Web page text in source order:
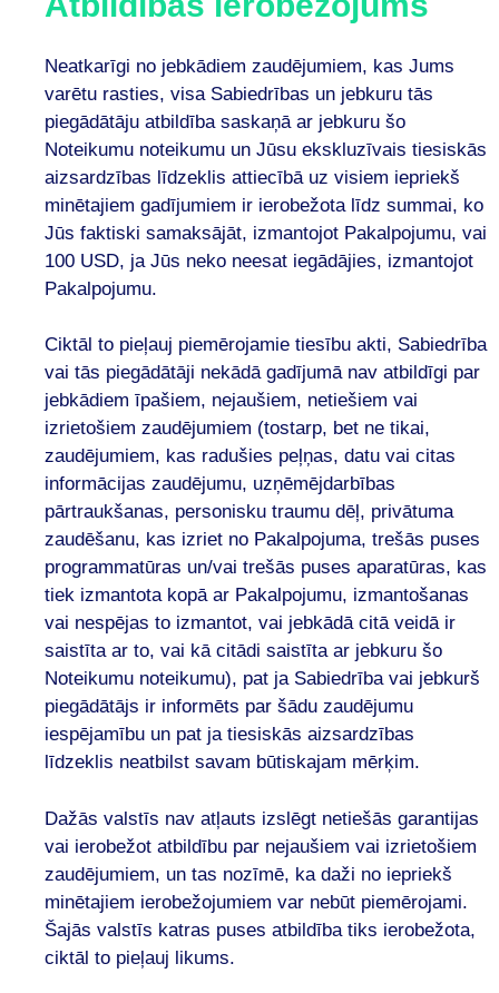
Neatkarīgi no jebkādiem zaudējumiem, kas Jums
varētu rasties, visa Sabiedrības un jebkuru tās
piegādātāju atbildība saskaņā ar jebkuru šo
Noteikumu noteikumu un Jūsu ekskluzīvais tiesiskās
aizsardzības līdzeklis attiecībā uz visiem iepriekš
minētajiem gadījumiem ir ierobežota līdz summai, ko
Jūs faktiski samaksājāt, izmantojot Pakalpojumu, vai
100 USD, ja Jūs neko neesat iegādājies, izmantojot
Pakalpojumu.
Ciktāl to pieļauj piemērojamie tiesību akti, Sabiedrība
vai tās piegādātāji nekādā gadījumā nav atbildīgi par
jebkādiem īpašiem, nejaušiem, netiešiem vai
izrietošiem zaudējumiem (tostarp, bet ne tikai,
zaudējumiem, kas radušies peļņas, datu vai citas
informācijas zaudējumu, uzņēmējdarbības
pārtraukšanas, personisku traumu dēļ, privātuma
zaudēšanu, kas izriet no Pakalpojuma, trešās puses
programmatūras un/vai trešās puses aparatūras, kas
tiek izmantota kopā ar Pakalpojumu, izmantošanas
vai nespējas to izmantot, vai jebkādā citā veidā ir
saistīta ar to, vai kā citādi saistīta ar jebkuru šo
Noteikumu noteikumu), pat ja Sabiedrība vai jebkurš
piegādātājs ir informēts par šādu zaudējumu
iespējamību un pat ja tiesiskās aizsardzības
līdzeklis neatbilst savam būtiskajam mērķim.
Dažās valstīs nav atļauts izslēgt netiešās garantijas
vai ierobežot atbildību par nejaušiem vai izrietošiem
zaudējumiem, un tas nozīmē, ka daži no iepriekš
minētajiem ierobežojumiem var nebūt piemērojami.
Šajās valstīs katras puses atbildība tiks ierobežota,
ciktāl to pieļauj likums.